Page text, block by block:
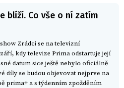
blíží. Co vše o ní zatím
Zrádci se na televizní
kdy televize Prima odstartuje její
datum sice ještě nebylo oficiálně
díly se budou objevovat nejprve na
prima+ a s týdenním zpožděním